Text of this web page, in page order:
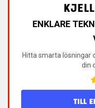
ENKLARE
Hitta smarta lösningar
din
TILL